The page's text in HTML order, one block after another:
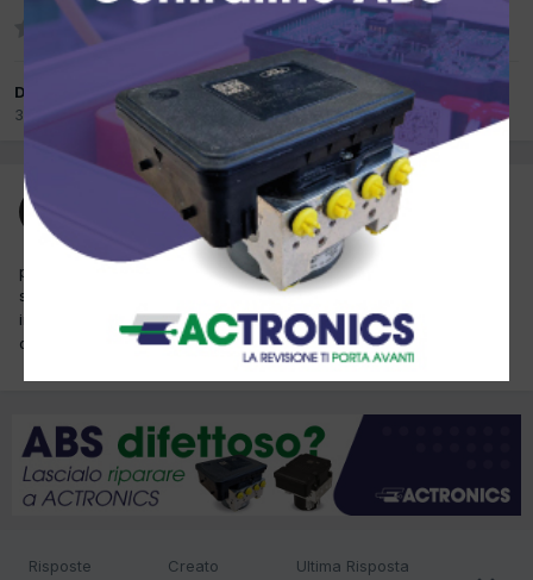
Da Ospite Fiscato Autoservice
30 Luglio 2015inClima
Ospite Fiscato Autoservice
30 Luglio 2015
perdita gas clima, dopo ricariche effettuate anche con tracciante
si scarica dopo un paio di settimane ma non si riesce ad
individuare dove puo essere la perdita neanche con il
cercafughe. avete qualche casistica?
Risposte Creato Ultima Risposta